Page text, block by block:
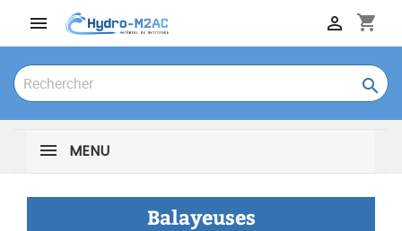
 shopping_cart


MENU
Balayeuses